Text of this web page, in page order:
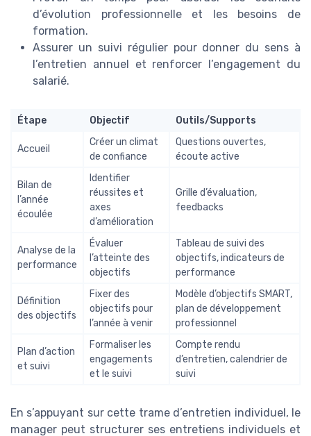
d’évolution professionnelle et les besoins de
formation.
Assurer un suivi régulier pour donner du sens à
l’entretien annuel et renforcer l’engagement du
salarié.
Étape Objectif Outils/Supports
Accueil
Créer un climat
de confiance
Questions ouvertes,
écoute active
Bilan de
l’année
écoulée
Identifier
réussites et
axes
d’amélioration
Grille d’évaluation,
feedbacks
Analyse de la
performance
Évaluer
l’atteinte des
objectifs
Tableau de suivi des
objectifs, indicateurs de
performance
Définition
des objectifs
Fixer des
objectifs pour
l’année à venir
Modèle d’objectifs SMART,
plan de développement
professionnel
Plan d’action
et suivi
Formaliser les
engagements
et le suivi
Compte rendu
d’entretien, calendrier de
suivi
En s’appuyant sur cette trame d’entretien individuel, le
manager peut structurer ses entretiens individuels et